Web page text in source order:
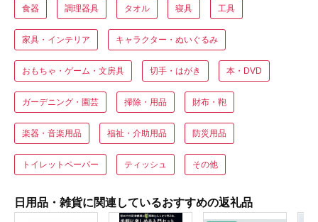
食器 調理器具 タオル 寝具 工具
家具・インテリア キャラクター・ぬいぐるみ
おもちゃ・ゲーム・文房具 切手・はがき 本・DVD
ガーデニング・園芸 掃除・用品 財布・鞄
楽器・音楽用品 福祉・介助用品 防災用品
トイレットペーパー ティッシュ その他
日用品・雑貨に関連しているおすすめの返礼品